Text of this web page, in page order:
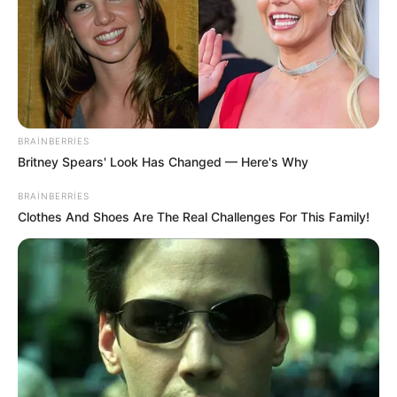
11:31 / 06 Avqust 2026
Büdcədən 192 milyon manata yaxın
vəsait geri qaytarılıb
67 0
BRAINBERRIES
Britney Spears' Look Has Changed — Here's Why
BRAINBERRIES
Clothes And Shoes Are The Real Challenges For This Family!